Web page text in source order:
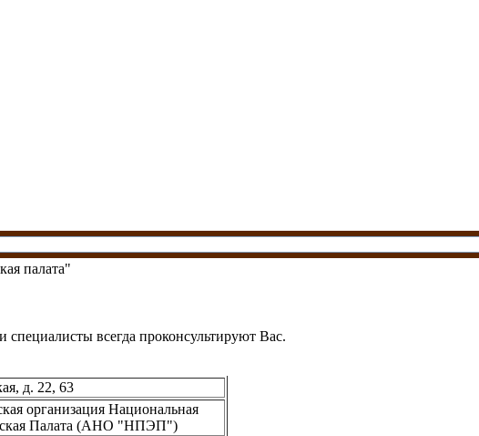
палата"
всегда проконсультируют Вас.
д. 22, 63
организация Национальная
Палата (АНО "НПЭП")